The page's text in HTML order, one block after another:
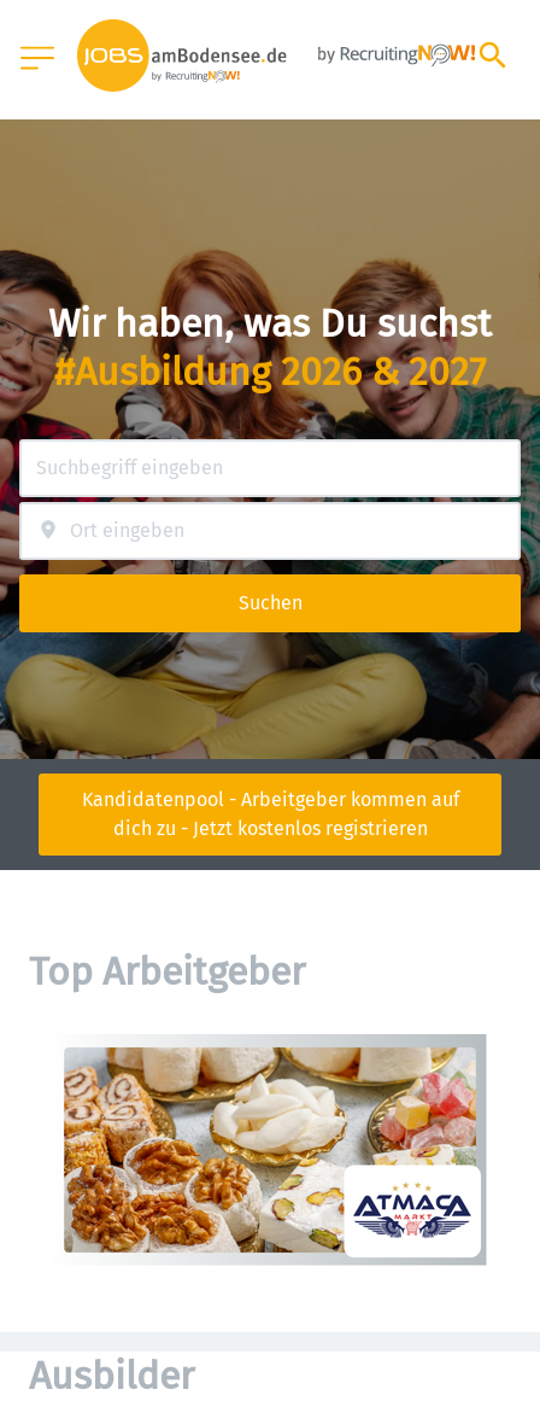
Wir haben, was Du suchst
#Ausbildung 2026 & 2027
Suchen
Kandidatenpool - Arbeitgeber kommen auf
dich zu - Jetzt kostenlos registrieren
Top Arbeitgeber
Ausbilder